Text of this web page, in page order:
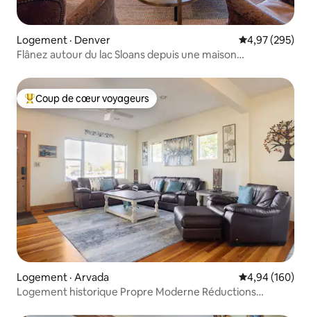
Logement · Denver Note
4,97 (295)
Flânez autour du lac Sloans depuis une maison
Coup de cœur voyageurs parmi les plus aimés
Coup de cœur voyageurs
Logement · Arvada Note
4,94 (160)
Logement historique Propre Moderne Réductions